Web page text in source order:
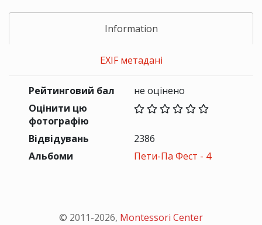
Information
EXIF метадані
Рейтинговий бал
не оцінено
Оцінити цю
фотографію
Відвідувань
2386
Альбоми
Пети-Па Фест - 4
© 2011-2026, Montessori Center